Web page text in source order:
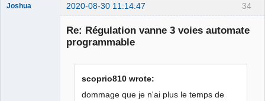
34
Joshua 2020-08-30 11:14:47
Re: Régulation vanne 3 voies automate
programmable
scoprio810 wrote:
dommage que je n'ai plus le temps de